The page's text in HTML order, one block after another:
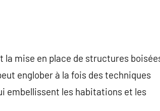
mise en place de structures
englober à la fois des techniques
embellissent les habitations et les